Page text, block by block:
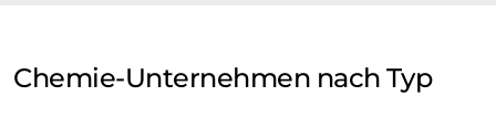
Chemie-Unternehmen nach Typ